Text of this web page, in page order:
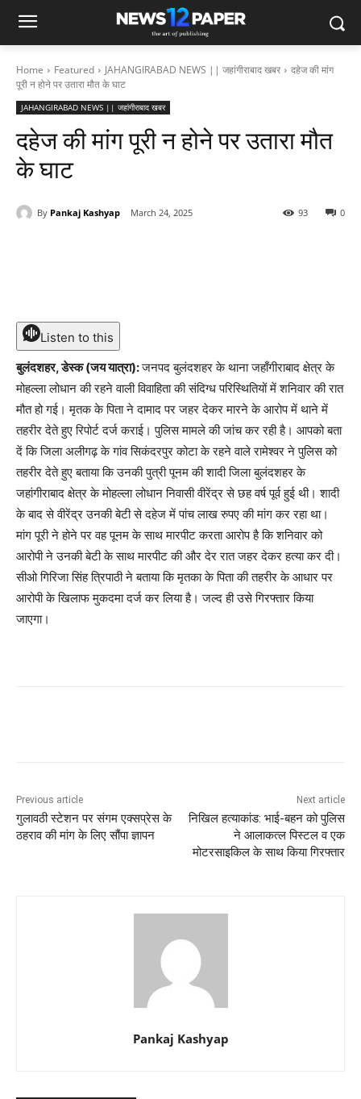
Home Featured JAHANGIRABAD NEWS || जहांगीराबाद खबर
दहेज की मांग
पूरी न होने पर उतारा मौत के घाट
JAHANGIRABAD NEWS || जहांगीराबाद खबर
दहेज की मांग पूरी न होने पर उतारा मौत
के घाट
By Pankaj Kashyap March 24, 2025 0
93
Listen to this
बुलंदशहर, डेस्क (जय यात्रा):जनपद बुलंदशहर के थाना जहाँगीराबाद क्षेत्र के
मोहल्ला लोधान की रहने वाली विवाहिता की संदिग्ध परिस्थितियों में शनिवार की रात
मौत हो गई। मृतक के पिता ने दामाद पर जहर देकर मारने के आरोप में थाने में
तहरीर देते हुए रिपोर्ट दर्ज कराई। पुलिस मामले की जांच कर रही है। आपको बता
दें कि जिला अलीगढ़ के गांव सिकंदरपुर कोटा के रहने वाले रामेश्वर ने पुलिस को
तहरीर देते हुए बताया कि उनकी पुत्री पूनम की शादी जिला बुलंदशहर के
जहांगीराबाद क्षेत्र के मोहल्ला लोधान निवासी वीरेंद्र से छह वर्ष पूर्व हुई थी। शादी
के बाद से वीरेंद्र उनकी बेटी से दहेज में पांच लाख रुपए की मांग कर रहा था।
मांग पूरी ने होने पर वह पूनम के साथ मारपीट करता आरोप है कि शनिवार को
आरोपी ने उनकी बेटी के साथ मारपीट की और देर रात जहर देकर हत्या कर दी।
सीओ गिरिजा सिंह त्रिपाठी ने बताया कि मृतका के पिता की तहरीर के आधार पर
आरोपी के खिलाफ मुकदमा दर्ज कर लिया है। जल्द ही उसे गिरफ्तार किया
जाएगा।
Previous article
गुलावठी स्टेशन पर संगम एक्सप्रेस के
ठहराव की मांग के लिए सौंपा ज्ञापन
Next article
निखिल हत्याकांड: भाई-बहन को पुलिस
ने आलाकत्ल पिस्टल व एक
मोटरसाइकिल के साथ किया गिरफ्तार
Pankaj Kashyap